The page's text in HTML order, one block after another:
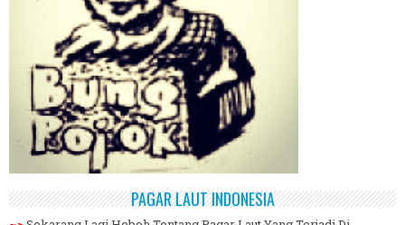
PAGAR LAUT INDONESIA